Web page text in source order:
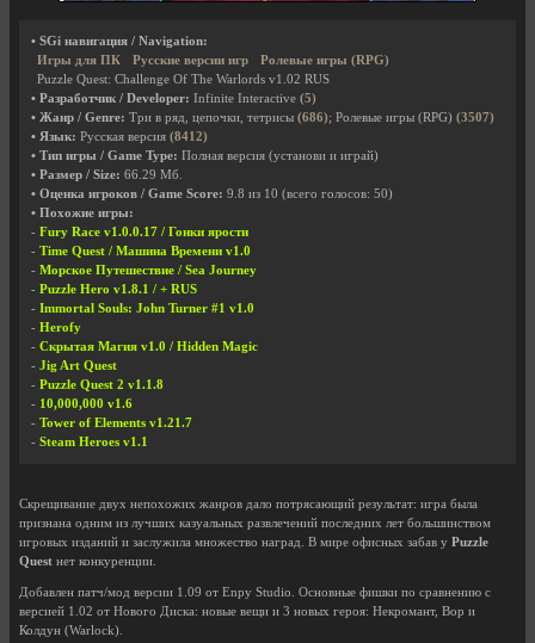
• SGi навигация / Navigation:
Игры для ПК
Русские версии игр
Ролевые игры (RPG)
Puzzle Quest: Challenge Of The Warlords v1.02 RUS
• Разработчик / Developer: Infinite Interactive (5)
• Жанр / Genre: Три в ряд, цепочки, тетрисы (686); Ролевые игры (RPG) (3507)
• Язык: Русская версия (8412)
• Тип игры / Game Type: Полная версия (установи и играй)
• Размер / Size: 66.29 Мб.
• Оценка игроков / Game Score: 9.8 из 10 (всего голосов: 50)
• Похожие игры:
- Fury Race v1.0.0.17 / Гонки ярости
- Time Quest / Машина Времени v1.0
- Морское Путешествие / Sea Journey
- Puzzle Hero v1.8.1 / + RUS
- Immortal Souls: John Turner #1 v1.0
- Herofy
- Скрытая Магия v1.0 / Hidden Magic
- Jig Art Quest
- Puzzle Quest 2 v1.1.8
- 10,000,000 v1.6
- Tower of Elements v1.21.7
- Steam Heroes v1.1
Скрещивание двух непохожих жанров дало потрясающий результат: игра была
признана одним из лучших казуальных развлечений последних лет большинством
игровых изданий и заслужила множество наград. В мире офисных забав у Puzzle
Quest нет конкуренции.
Добавлен патч/мод версии 1.09 от Enpy Studio. Основные фишки по сравнению с
версией 1.02 от Нового Диска: новые вещи и 3 новых героя: Некромант, Вор и
Колдун (Warlock).